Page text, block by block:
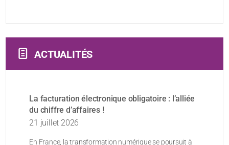
ACTUALITÉS
La facturation électronique obligatoire : l’alliée
du chiffre d’affaires !
21 juillet 2026
En France, la transformation numérique se poursuit à